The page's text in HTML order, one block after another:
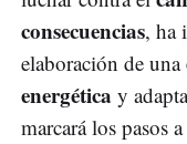
consecuencias, ha
elaboración de una
energética y
marcará los pasos